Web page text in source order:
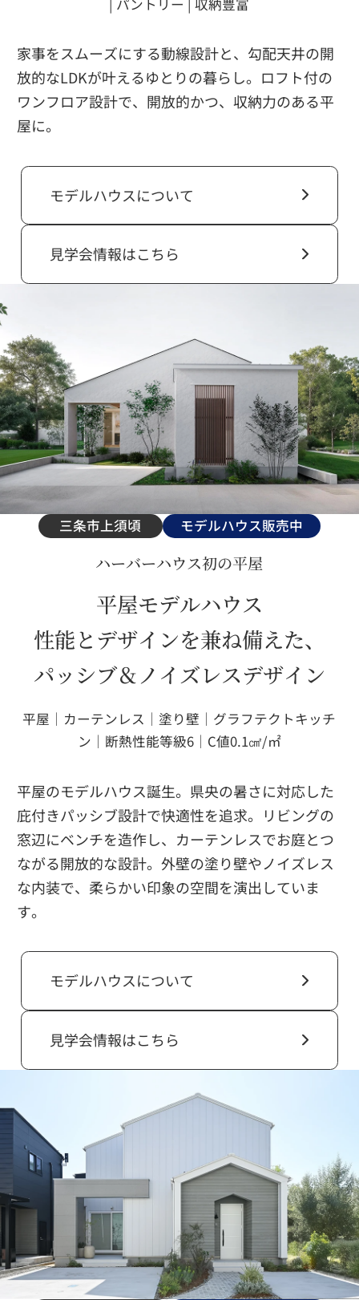
家事をスムーズにする動線設計と、勾配天井の開
放的なLDKが叶えるゆとりの暮らし。ロフト付の
ワンフロア設計で、開放的かつ、収納力のある平
屋に。
モデルハウスについて
見学会情報はこちら
三条市上須頃 モデルハウス販売中
ハーバーハウス初の平屋
平屋モデルハウス
性能とデザインを兼ね備えた、
パッシブ＆ノイズレスデザイン
平屋｜カーテンレス｜塗り壁｜グラフテクトキッチ
ン｜ 断熱性能等級6｜C値0.1㎠/㎡
平屋のモデルハウス誕生。県央の暑さに対応した
庇付きパッシブ設計で快適性を追求。リビングの
窓辺にベンチを造作し、カーテンレスでお庭とつ
ながる開放的な設計。外壁の塗り壁やノイズレス
な内装で、柔らかい印象の空間を演出していま
す。
モデルハウスについて
見学会情報はこちら